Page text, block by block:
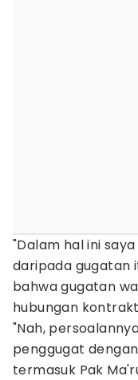
"Dalam hal ini
daripada gugatan
bahwa gugatan
hubungan
"Nah,
penggugat
termasuk Pak